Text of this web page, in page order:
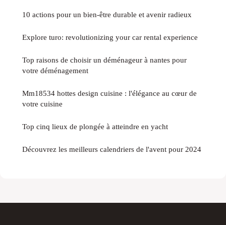
10 actions pour un bien-être durable et avenir radieux
Explore turo: revolutionizing your car rental experience
Top raisons de choisir un déménageur à nantes pour
votre déménagement
Mm18534 hottes design cuisine : l'élégance au cœur de
votre cuisine
Top cinq lieux de plongée à atteindre en yacht
Découvrez les meilleurs calendriers de l'avent pour 2024